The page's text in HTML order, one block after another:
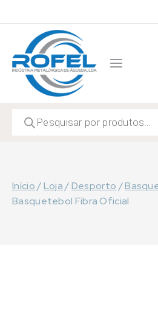
to
content
search
Início/Loja /Desporto /
Basquetebol Fibra Oficial